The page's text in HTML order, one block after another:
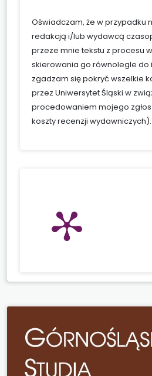
Oświadczam, że w przypadku
redakcją i/lub wydawcą
przeze mnie tekstu z procesu
skierowania go równolegle do
zgadzam się pokryć wszelkie
przez Uniwersytet Śląski w
procedowaniem mojego
koszty recenzji wydawniczych).